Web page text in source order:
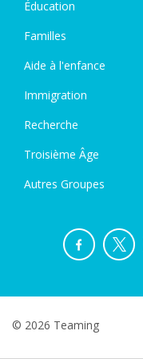
Éducation
Familles
Aide à l'enfance
Immigration
Recherche
Troisième Âge
Autres Groupes
© 2026 Teaming